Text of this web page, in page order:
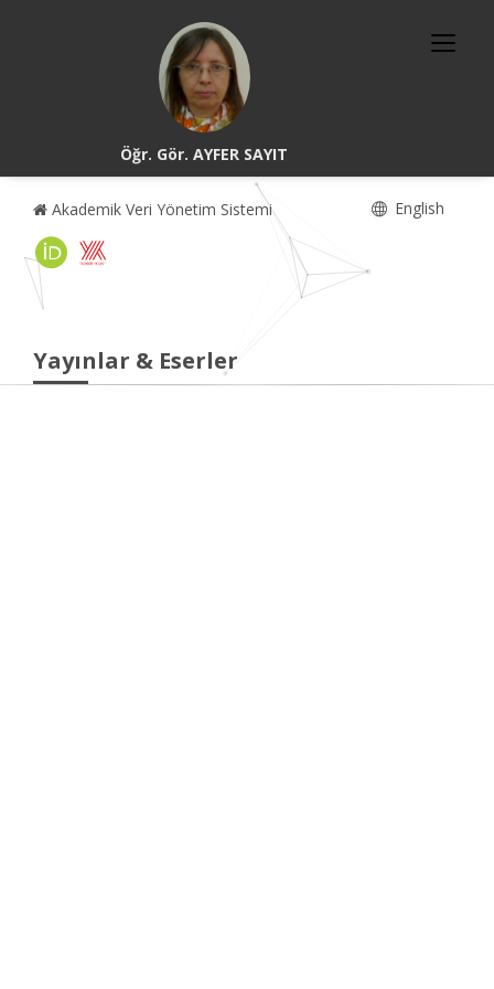
Öğr. Gör. AYFER SAYIT
Akademik Veri Yönetim Sistemi English
Yayınlar & Eserler